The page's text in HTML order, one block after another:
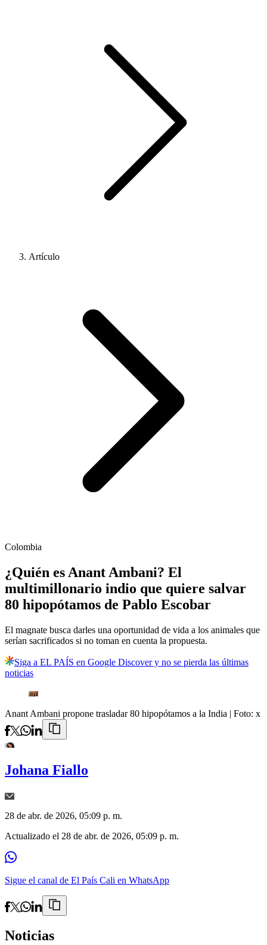
Artículo
Colombia
¿Quién es Anant Ambani? El
multimillonario indio que quiere salvar
80 hipopótamos de Pablo Escobar
El magnate busca darles una oportunidad de vida a los animales que
serían sacrificados si no toman en cuenta la propuesta.
Siga a EL PAÍS en Google Discover y no se pierda las últimas
noticias
Anant Ambani propone trasladar 80 hipopótamos a la India | Foto: x
Johana Fiallo
28 de abr. de 2026, 05:09 p. m.
Actualizado el 28 de abr. de 2026, 05:09 p. m.
Sigue el canal de El País Cali en WhatsApp
Noticias